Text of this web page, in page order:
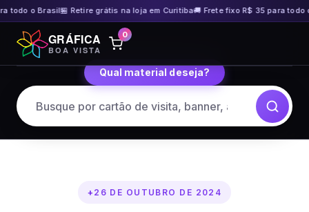
o Brasil🏪 Retire grátis na loja em Curitiba🚚 Frete fixo R$ 35 para todo o
Pular
para
o
GRÁFICA
BOA VISTA
0
Qual material deseja?
26 DE OUTUBRO DE 2024